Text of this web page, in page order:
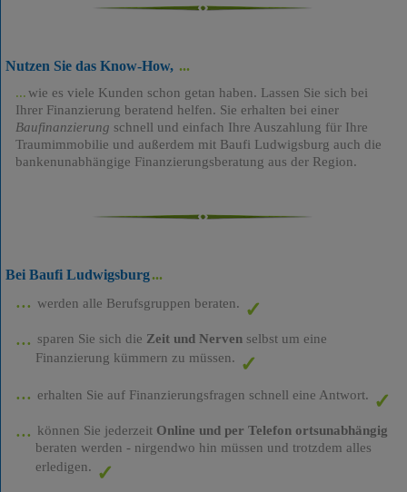
Nutzen Sie das Know-How,
wie es viele Kunden schon getan haben. Lassen Sie sich bei
Ihrer Finanzierung beratend helfen. Sie erhalten bei einer
Baufinanzierung schnell und einfach Ihre Auszahlung für Ihre
Traumimmobilie und außerdem mit Baufi Ludwigsburg auch die
bankenunabhängige Finanzierungsberatung aus der Region.
Bei Baufi Ludwigsburg
werden alle Berufsgruppen beraten.
sparen Sie sich die Zeit und Nervenselbst um eine
Finanzierung kümmern zu müssen.
erhalten Sie auf Finanzierungsfragen schnell eine Antwort.
können Sie jederzeit Online und per Telefon ortsunabhängig
beraten werden - nirgendwo hin müssen und trotzdem alles
erledigen.